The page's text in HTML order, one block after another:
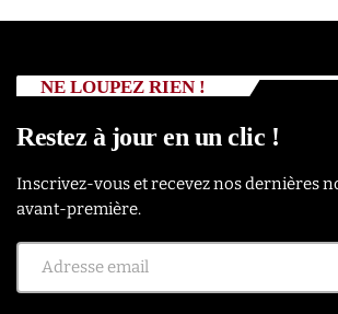
NE LOUPEZ RIEN !
Restez à jour en un clic !
Inscrivez-vous et recevez nos dernières
avant-première.